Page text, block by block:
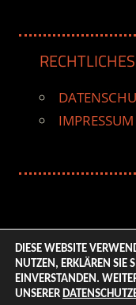
RECHTLICHES
IMPRESSUM
© 2026
All Rights
DIESE WEBSITE
NUTZEN, ERKLÄREN SIE
EINVERSTANDEN.
UNSERER